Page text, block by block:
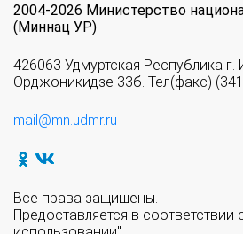
2004-2026 Министерство
(Миннац УР)
426063 Удмуртская Республика г.
Орджоникидзе 33б. Тел(факс)
mail@mn.udmr.ru
Все права защищены.
Предоставляется в